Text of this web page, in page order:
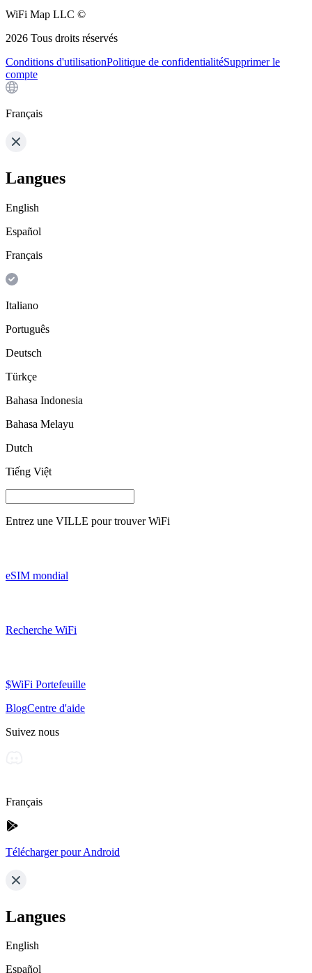
WiFi Map LLC ©
2026 Tous droits réservés
Conditions d'utilisationPolitique de confidentialitéSupprimer le
compte
Français
Langues
English
Español
Français
Italiano
Português
Deutsch
Türkçe
Bahasa Indonesia
Bahasa Melayu
Dutch
Tiếng Việt
Entrez une VILLE pour trouver WiFi
eSIM mondial
Recherche WiFi
$WiFi Portefeuille
BlogCentre d'aide
Suivez nous
Français
Télécharger pour Android
Langues
English
Español